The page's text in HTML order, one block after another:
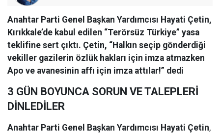
Anahtar Parti Genel Başkan Yardımcısı Hayati Çetin,
Kırıkkale’de kabul edilen “Terörsüz Türkiye” yasa
teklifine sert çıktı. Çetin, “Halkın seçip gönderdiği
vekiller gazilerin özlük hakları için imza atmazken
Apo ve avanesinin affı için imza attılar!” dedi
3 GÜN BOYUNCA SORUN VE TALEPLERİ
DİNLEDİLER
Anahtar Parti Genel Başkan Yardımcısı Hayati Çetin,